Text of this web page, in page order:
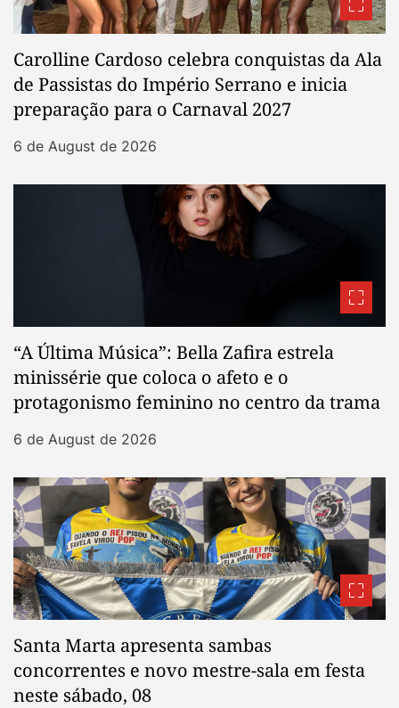
Carolline Cardoso celebra conquistas da Ala
de Passistas do Império Serrano e inicia
preparação para o Carnaval 2027
6 de August de 2026
“A Última Música”: Bella Zafira estrela
minissérie que coloca o afeto e o
protagonismo feminino no centro da trama
6 de August de 2026
Santa Marta apresenta sambas
concorrentes e novo mestre-sala em festa
neste sábado, 08